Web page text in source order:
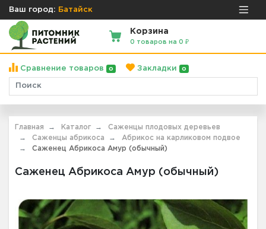
Ваш город: Батайск
Корзина
0 товаров на 0 ₽
Сравнение товаров 0 Закладки 0
Главная Каталог
Саженцы плодовых деревьев
Саженцы абрикоса
Абрикос на карликовом подвое
Саженец Абрикоса Амур (обычный)
Саженец Абрикоса Амур (обычный)